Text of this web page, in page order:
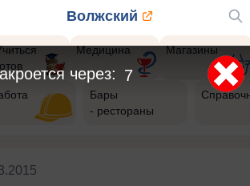
Волжский
Медицина Магазины
Бары
- рестораны
5
через: